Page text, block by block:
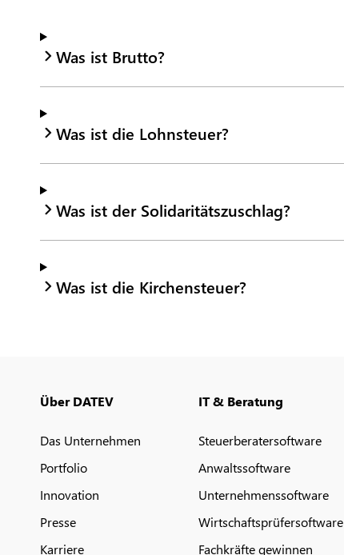
Was ist Brutto?
Was ist die Lohnsteuer?
Was ist der Solidaritätszuschlag?
Was ist die Kirchensteuer?
Über DATEV
Das Unternehmen
Portfolio
Innovation
Presse
Karriere
IT & Beratung
Steuerberatersoftware
Anwaltssoftware
Unternehmenssoftware
Wirtschaftsprüfersoftware
Fachkräfte gewinnen